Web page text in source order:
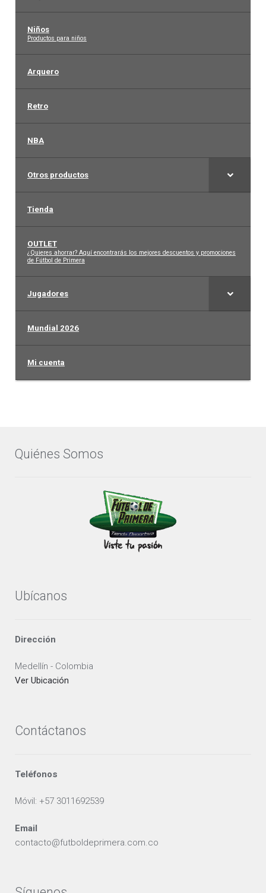
Niños
–
Productos para niños
Arquero
Retro
NBA
Otros productos
Tienda
OUTLET
–
¿Quieres ahorrar? Aquí encontrarás los mejores descuentos y promociones
de Fútbol de Primera
Jugadores
Mundial 2026
Mi cuenta
Quiénes Somos
Ubícanos
Dirección
Medellín - Colombia
Ver Ubicación
Contáctanos
Teléfonos
Móvil: +57 3011692539
Email
contacto@futboldeprimera.com.co